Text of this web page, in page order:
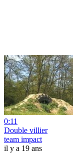
0:11
Double villier
team impact
il y a 19 ans